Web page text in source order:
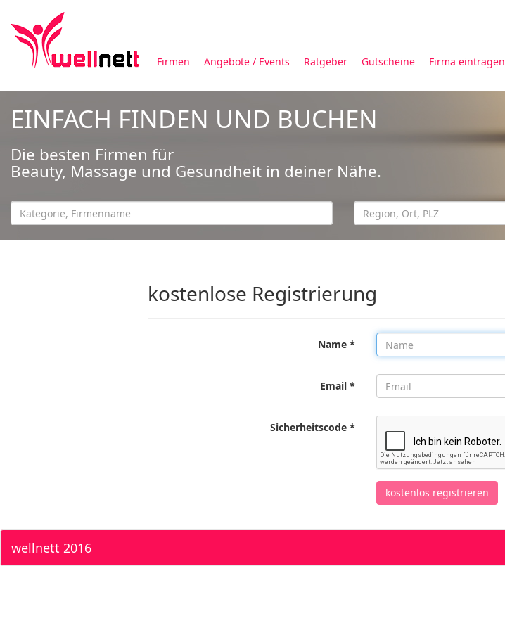
Firmen Angebote / Events Ratgeber Gutscheine Firma eintragen
EINFACH FINDEN UND BUCHEN
Die besten Firmen für
Beauty, Massage und Gesundheit in deiner Nähe.
kostenlose Registrierung
Name *
Email *
Sicherheitscode *
kostenlos registrieren
wellnett 2016